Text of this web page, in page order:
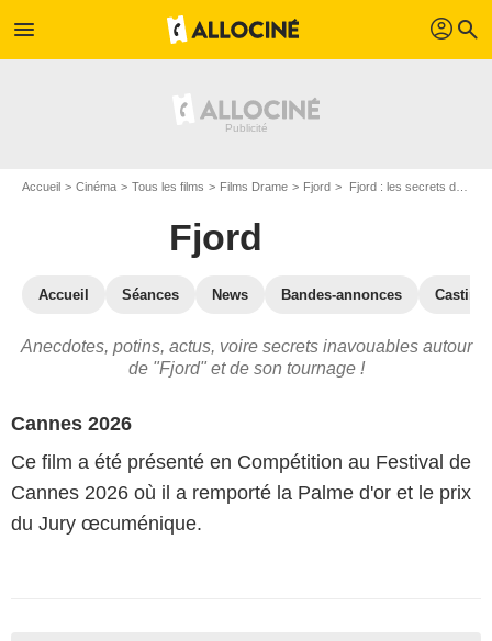
menu profil search
Accueil Cinéma Tous les films Films Drame Fjord Fjord : les secrets du tournage
Fjord
Accueil Séances News Bandes-annonces Casting
Anecdotes, potins, actus, voire secrets inavouables autour
de "Fjord" et de son tournage !
Cannes 2026
Ce film a été présenté en Compétition au Festival de
Cannes 2026 où il a remporté la Palme d'or et le prix
du Jury œcuménique.